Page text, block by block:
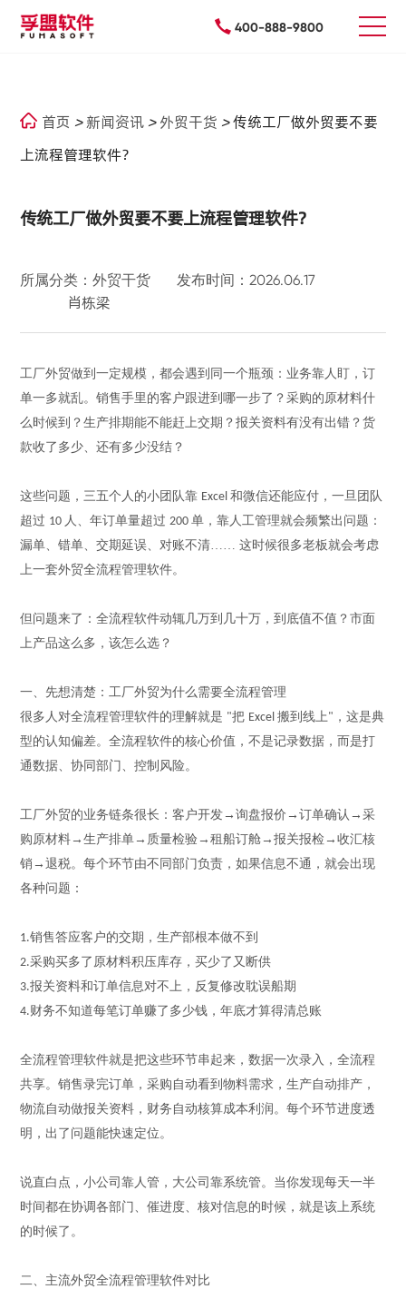
400-888-9800
首页 > 新闻资讯 > 外贸干货 >传统工厂做外贸要不要
上流程管理软件？
传统工厂做外贸要不要上流程管理软件？
所属分类：外贸干货 发布时间：2026.06.17
肖栋梁
工厂外贸做到一定规模，都会遇到同一个瓶颈：业务靠人盯，订
单一多就乱。销售手里的客户跟进到哪一步了？采购的原材料什
么时候到？生产排期能不能赶上交期？报关资料有没有出错？货
款收了多少、还有多少没结？
这些问题，三五个人的小团队靠 Excel和微信还能应付，一旦团队
超过 10 人、年订单量超过 200单，靠人工管理就会频繁出问题：
漏单、错单、交期延误、对账不清…… 这时候很多老板就会考虑
上一套外贸全流程管理软件。
但问题来了：全流程软件动辄几万到几十万，到底值不值？市面
上产品这么多，该怎么选？
一、先想清楚：工厂外贸为什么需要全流程管理
很多人对全流程管理软件的理解就是 "把 Excel搬到线上 " ，这是典
型的认知偏差。全流程软件的核心价值，不是记录数据，而是打
通数据、协同部门、控制风险。
工厂外贸的业务链条很长：客户开发→询盘报价→订单确认→采
购原材料→生产排单→质量检验→租船订舱→报关报检→收汇核
销→退税。每个环节由不同部门负责，如果信息不通，就会出现
各种问题：
1.销售答应客户的交期，生产部根本做不到
2.采购买多了原材料积压库存，买少了又断供
3.报关资料和订单信息对不上，反复修改耽误船期
4.财务不知道每笔订单赚了多少钱，年底才算得清总账
全流程管理软件就是把这些环节串起来，数据一次录入，全流程
共享。销售录完订单，采购自动看到物料需求，生产自动排产，
物流自动做报关资料，财务自动核算成本利润。每个环节进度透
明，出了问题能快速定位。
说直白点，小公司靠人管，大公司靠系统管。当你发现每天一半
时间都在协调各部门、催进度、核对信息的时候，就是该上系统
的时候了。
二、主流外贸全流程管理软件对比